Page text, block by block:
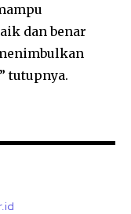
dan benar
tutupnya.